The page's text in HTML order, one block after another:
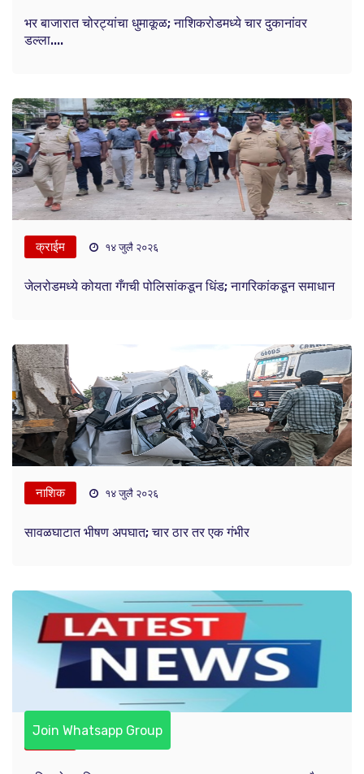
भर बाजारात चोरट्यांचा धुमाकूळ; नाशिकरोडमध्ये चार दुकानांवर
डल्ला....
क्राईम १४ जुलै २०२६
जेलरोडमध्ये कोयता गँगची पोलिसांकडून धिंड; नागरिकांकडून समाधान
नाशिक १४ जुलै २०२६
सावळघाटात भीषण अपघात; चार ठार तर एक गंभीर
क्राईम १४ जुलै २०२६
Join Whatsapp Group